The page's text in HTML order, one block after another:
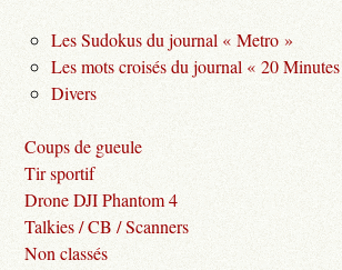
Les Sudokus du journal « Metro »
Les mots croisés du journal « 20
Divers
Coups de gueule
Tir sportif
Drone DJI Phantom 4
Talkies / CB / Scanners
Non classés